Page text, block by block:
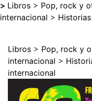
> Libros > Pop, rock y
internacional >
Libros > Pop, rock y
internacional >
internacional